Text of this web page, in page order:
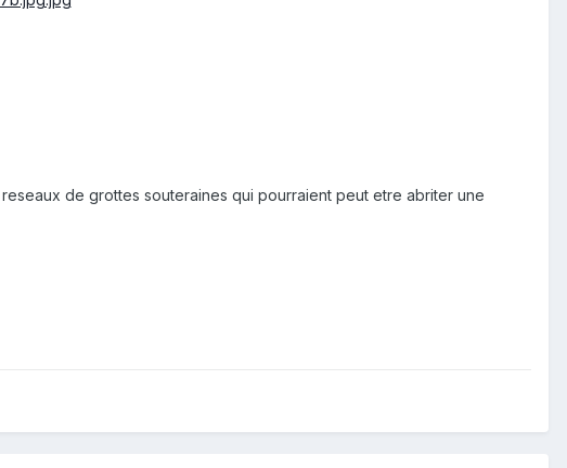
de grottes souteraines qui pourraient peut etre abriter une